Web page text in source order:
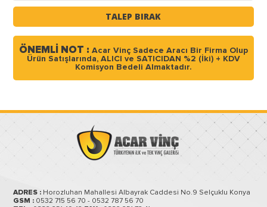
TALEP BIRAK
ÖNEMLİ NOT : Acar Vinç Sadece Aracı Bir Firma Olup
Ürün Satışlarında, ALICI ve SATICIDAN %2 (İki) + KDV
Komisyon Bedeli Almaktadır.
ADRES : Horozluhan Mahallesi Albayrak Caddesi No.9 Selçuklu Konya
GSM : 0532 715 56 70 - 0532 787 56 70